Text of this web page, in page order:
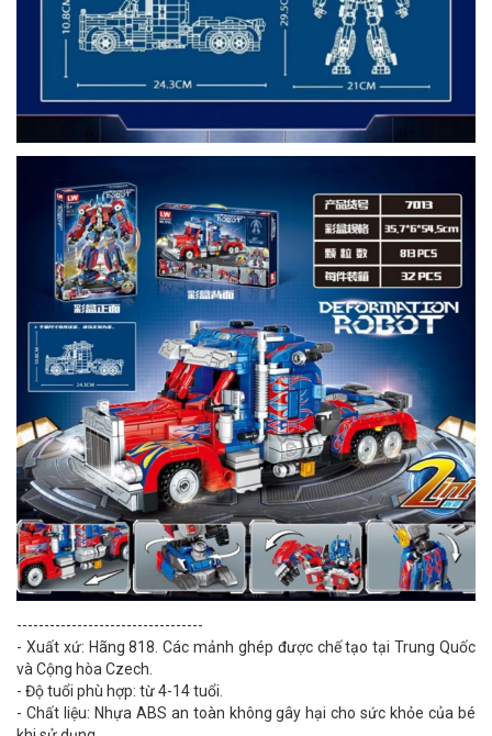
----------------------------------
- Xuất xứ: Hãng 818. Các mảnh ghép được chế tạo tại Trung Quốc
và Cộng hòa Czech.
- Độ tuổi phù hợp: từ 4-14 tuổi.
- Chất liệu: Nhựa ABS an toàn không gây hại cho sức khỏe của bé